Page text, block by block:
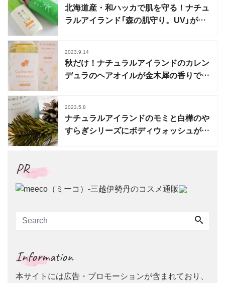
北海道産・和ハッカで肌を守る！ナチュ
ラルアイランド「森の肌守り。UV」が新
2023.9.14
秋だけ！ナチュラルアイランドのカレン
デュラのヘアオイルが金木犀の香りで数
2023.5.8
ナチュラルアイランドのモミと白樺のや
すらぎシリーズにボディウォッシュが新
PR
Information
本サイトには広告・プロモーションが含まれており、